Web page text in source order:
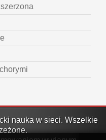
nauka w sieci. Wszelkie